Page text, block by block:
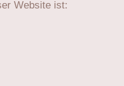
Website ist: